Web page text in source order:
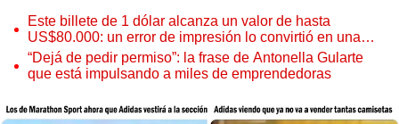
Este billete de 1 dólar alcanza un valor de hasta
US$80.000: un error de impresión lo convirtió en una
pieza única que hoy buscan coleccionistas de todo el
mundo
“Dejá de pedir permiso”: la frase de Antonella Gularte
que está impulsando a miles de emprendedoras